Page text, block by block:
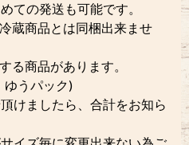
ての発送も可能です。
蔵商品とは同梱出来ませ
る商品があります。
うパック)
けましたら、合計をお知ら